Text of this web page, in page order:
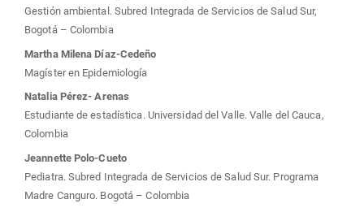
Gestión ambiental. Subred Integrada de Servicios de Salud Sur,
Bogotá – Colombia
Martha Milena Díaz-Cedeño
Magíster en Epidemiología
Natalia Pérez- Arenas
Estudiante de estadística. Universidad del Valle. Valle del Cauca,
Colombia
Jeannette Polo-Cueto
Pediatra. Subred Integrada de Servicios de Salud Sur. Programa
Madre Canguro. Bogotá – Colombia